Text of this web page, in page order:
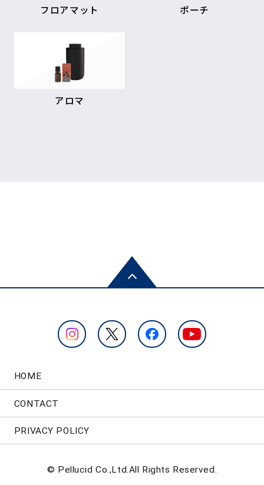
フロアマット ポーチ
アロマ
HOME
CONTACT
PRIVACY POLICY
© Pellucid Co.,Ltd.All Rights Reserved.